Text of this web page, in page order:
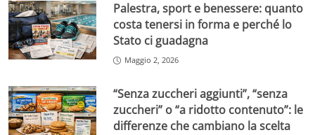
Palestra, sport e benessere: quanto
costa tenersi in forma e perché lo
Stato ci guadagna
Maggio 2, 2026
“Senza zuccheri aggiunti”, “senza
zuccheri” o “a ridotto contenuto”: le
differenze che cambiano la scelta